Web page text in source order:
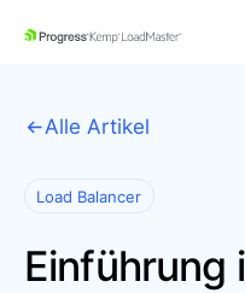
SKIP NAVIGATION
Alle Artikel
Load Balancer
Einführung